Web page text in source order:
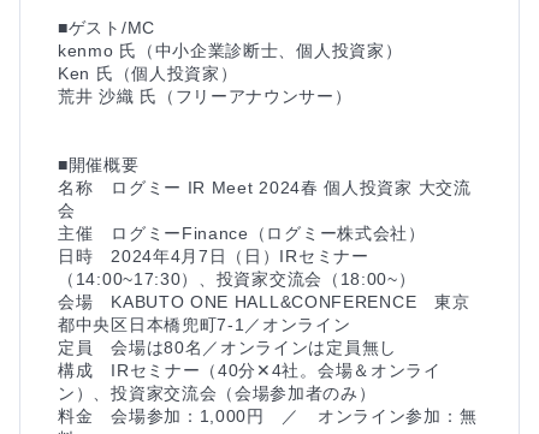
■ゲスト/MC
kenmo 氏（中小企業診断士、個人投資家）
Ken 氏（個人投資家）
荒井 沙織 氏（フリーアナウンサー）
■開催概要
名称　ログミー IR Meet 2024春 個人投資家 大交流
会
主催　ログミーFinance（ログミー株式会社）
日時　2024年4月7日（日）IRセミナー
（14:00~17:30）、投資家交流会（18:00~）
会場　KABUTO ONE HALL&CONFERENCE　東京
都中央区日本橋兜町7-1／オンライン
定員　会場は80名／オンラインは定員無し
構成　IRセミナー（40分✕4社。会場＆オンライ
ン）、投資家交流会（会場参加者のみ）
料金　会場参加：1,000円　／　オンライン参加：無